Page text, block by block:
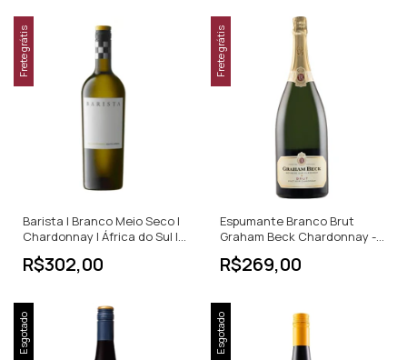
Frete grátis
Barista | Branco Meio Seco |
Chardonnay | África do Sul |
750ml
R$302,00
Frete grátis
Espumante Branco Brut
Graham Beck Chardonnay -
Pinot Noir
R$269,00
Esgotado Esgotado